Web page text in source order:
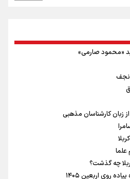
باعث بروز جنگ شد؟
را علیه ما بسیج کند
تهران-مبارك
خورده و به التماس افتاده،
طرح محله‌محوری و مسجدمحوری چیست؟
در چارچوب کلی مذاکرات ایران و
«محمود صارمی»
نجف
زبان کارشناسان مذهبی
علما
چه گذشت؟
روی اربعین ۱۴۰۵